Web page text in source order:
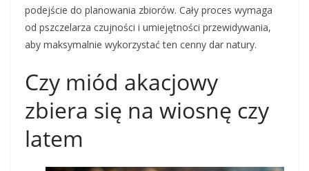
podejście do planowania zbiorów. Cały proces wymaga
od pszczelarza czujności i umiejętności przewidywania,
aby maksymalnie wykorzystać ten cenny dar natury.
Czy miód akacjowy
zbiera się na wiosnę czy
latem